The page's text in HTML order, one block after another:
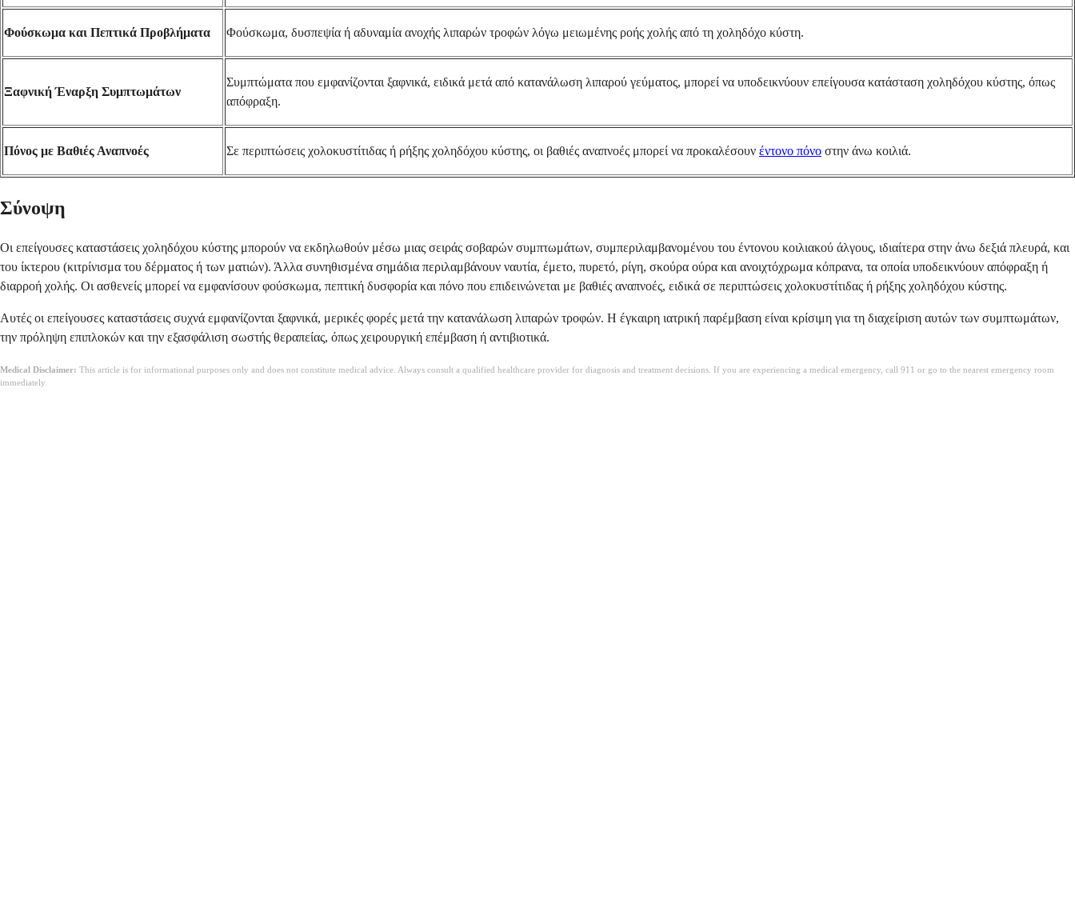
Φούσκωμα και Πεπτικά Προβλήματα Φούσκωμα, δυσπεψία ή αδυναμία ανοχής λιπαρών τροφών λόγω μειωμένης ροής χολής από τη χοληδόχο κύστη.
Ξαφνική Έναρξη Συμπτωμάτων
Συμπτώματα που εμφανίζονται ξαφνικά, ειδικά μετά από κατανάλωση λιπαρού γεύματος, μπορεί να υποδεικνύουν επείγουσα κατάσταση χοληδόχου κύστης, όπως
απόφραξη.
Πόνος με Βαθιές Αναπνοές Σε περιπτώσεις χολοκυστίτιδας ή ρήξης χοληδόχου κύστης, οι βαθιές αναπνοές μπορεί να προκαλέσουν έντονο πόνο στην άνω κοιλιά.
Σύνοψη
Οι επείγουσες καταστάσεις χοληδόχου κύστης μπορούν να εκδηλωθούν μέσω μιας σειράς σοβαρών συμπτωμάτων, συμπεριλαμβανομένου του έντονου κοιλιακού άλγους, ιδιαίτερα στην άνω δεξιά πλευρά, και
του ίκτερου (κιτρίνισμα του δέρματος ή των ματιών). Άλλα συνηθισμένα σημάδια περιλαμβάνουν ναυτία, έμετο, πυρετό, ρίγη, σκούρα ούρα και ανοιχτόχρωμα κόπρανα, τα οποία υποδεικνύουν απόφραξη ή
διαρροή χολής. Οι ασθενείς μπορεί να εμφανίσουν φούσκωμα, πεπτική δυσφορία και πόνο που επιδεινώνεται με βαθιές αναπνοές, ειδικά σε περιπτώσεις χολοκυστίτιδας ή ρήξης χοληδόχου κύστης.
Αυτές οι επείγουσες καταστάσεις συχνά εμφανίζονται ξαφνικά, μερικές φορές μετά την κατανάλωση λιπαρών τροφών. Η έγκαιρη ιατρική παρέμβαση είναι κρίσιμη για τη διαχείριση αυτών των συμπτωμάτων,
την πρόληψη επιπλοκών και την εξασφάλιση σωστής θεραπείας, όπως χειρουργική επέμβαση ή αντιβιοτικά.
Medical Disclaimer: This article is for informational purposes only and does not constitute medical advice. Always consult a qualified healthcare provider for diagnosis and treatment decisions. If you are experiencing a medical emergency, call 911 or go to the nearest emergency room
immediately.